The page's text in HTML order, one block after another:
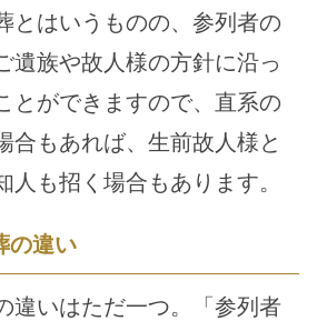
とはいうものの、参列者の
遺族や故人様の方針に沿っ
とができますので、直系の
合もあれば、生前故人様と
人も招く場合もあります。
の違い
違いはただ一つ。「参列者